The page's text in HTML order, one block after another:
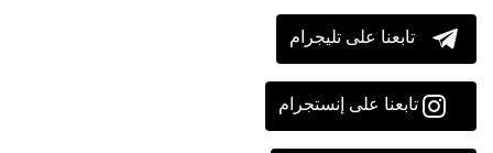
تابعنا على تليجرام
تابعنا على إنستجرام